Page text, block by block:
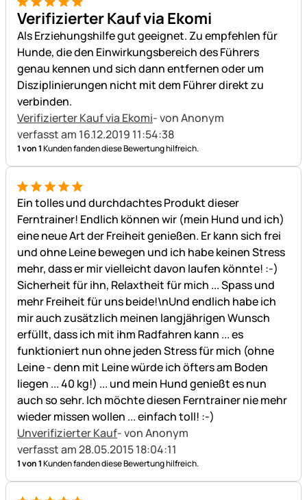
5 von 5
Verifizierter Kauf via Ekomi
Als Erziehungshilfe gut geeignet. Zu empfehlen für
Hunde, die den Einwirkungsbereich des Führers
genau kennen und sich dann entfernen oder um
Disziplinierungen nicht mit dem Führer direkt zu
verbinden.
Verifizierter Kauf via Ekomi- von Anonym
verfasst am 16.12.2019 11:54:38
1 von 1Kunden fanden diese Bewertung hilfreich.
5 von 5
Ein tolles und durchdachtes Produkt dieser
Ferntrainer! Endlich können wir (mein Hund und ich)
eine neue Art der Freiheit genießen. Er kann sich frei
und ohne Leine bewegen und ich habe keinen Stress
mehr, dass er mir vielleicht davon laufen könnte! :-)
Sicherheit für ihn, Relaxtheit für mich ... Spass und
mehr Freiheit für uns beide!\nUnd endlich habe ich
mir auch zusätzlich meinen langjährigen Wunsch
erfüllt, dass ich mit ihm Radfahren kann ... es
funktioniert nun ohne jeden Stress für mich (ohne
Leine - denn mit Leine würde ich öfters am Boden
liegen ... 40 kg!) ... und mein Hund genießt es nun
auch so sehr. Ich möchte diesen Ferntrainer nie mehr
wieder missen wollen ... einfach toll! :-)
Unverifizierter Kauf- von Anonym
verfasst am 28.05.2015 18:04:11
1 von 1Kunden fanden diese Bewertung hilfreich.